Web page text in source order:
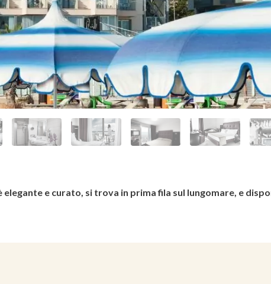
è elegante e curato, si trova in prima fila sul lungomare, e